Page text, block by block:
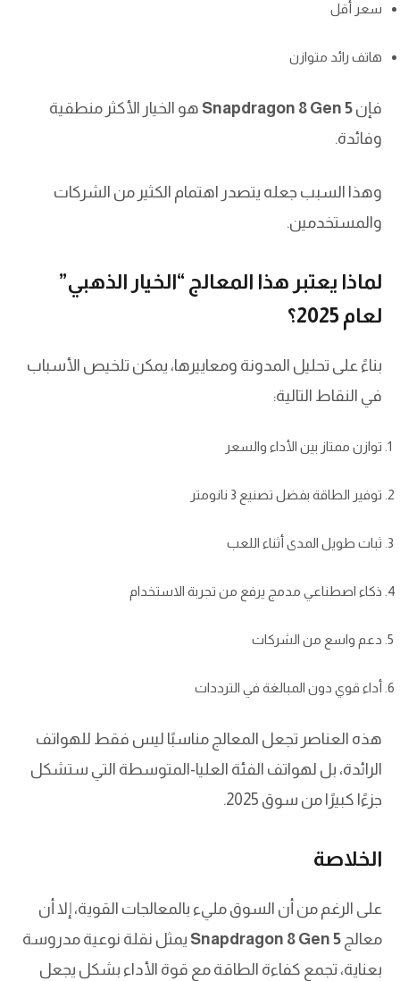
سعر أقل
هاتف رائد متوازن
فإن Snapdragon 8 Gen 5 هو الخيار الأكثر منطقية
وفائدة.
وهذا السبب جعله يتصدر اهتمام الكثير من الشركات
والمستخدمين.
لماذا يعتبر هذا المعالج “الخيار الذهبي”
لعام 2025؟
بناءً على تحليل المدونة ومعاييرها، يمكن تلخيص الأسباب
في النقاط التالية:
توازن ممتاز بين الأداء والسعر
توفير الطاقة بفضل تصنيع 3 نانومتر
ثبات طويل المدى أثناء اللعب
ذكاء اصطناعي مدمج يرفع من تجربة الاستخدام
دعم واسع من الشركات
أداء قوي دون المبالغة في الترددات
هذه العناصر تجعل المعالج مناسبًا ليس فقط للهواتف
الرائدة، بل لهواتف الفئة العليا-المتوسطة التي ستشكل
جزءًا كبيرًا من سوق 2025.
الخلاصة
على الرغم من أن السوق مليء بالمعالجات القوية، إلا أن
معالج Snapdragon 8 Gen 5 يمثل نقلة نوعية مدروسة
بعناية، تجمع كفاءة الطاقة مع قوة الأداء بشكل يجعل